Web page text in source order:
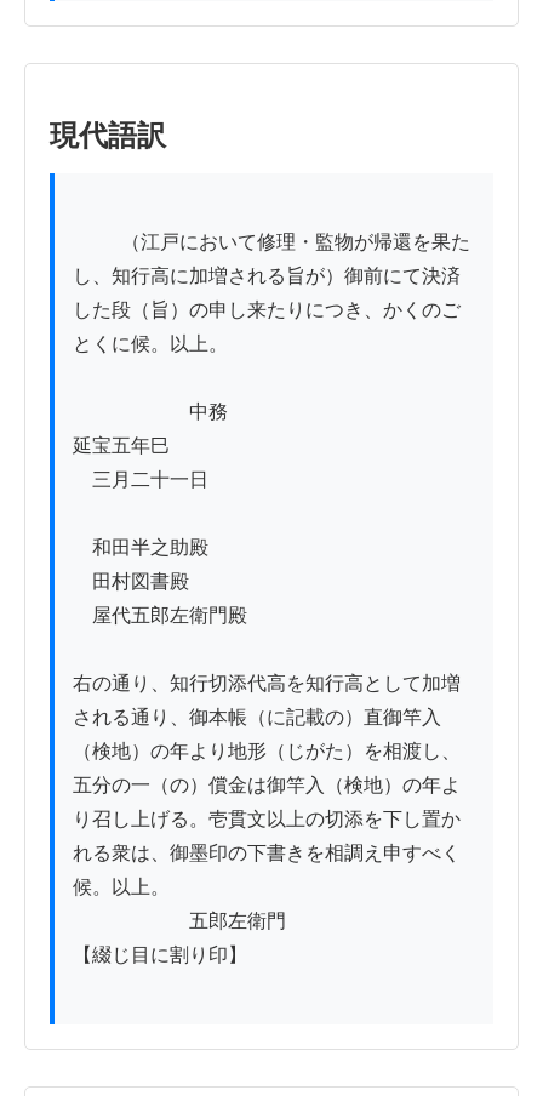
現代語訳
し、知行高に加増される旨が）御前にて決済
した段（旨）の申し来たりにつき、かくのご
とくに候。以上。
中務
延宝五年巳
三月二十一日
和田半之助殿
田村図書殿
屋代五郎左衛門殿
右の通り、知行切添代高を知行高として加増
される通り、御本帳（に記載の）直御竿入
（検地）の年より地形（じがた）を相渡し、
五分の一（の）償金は御竿入（検地）の年よ
り召し上げる。壱貫文以上の切添を下し置か
れる衆は、御墨印の下書きを相調え申すべく
候。以上。
五郎左衛門
【綴じ目に割り印】